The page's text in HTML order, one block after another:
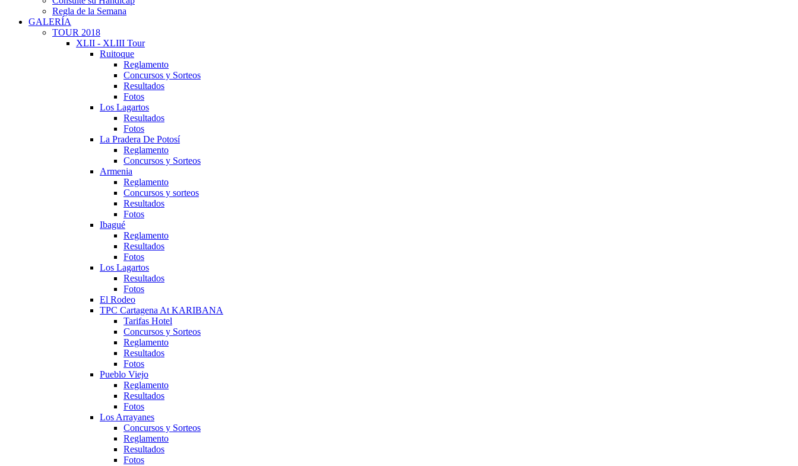
Regla de la Semana
GALERÍA
TOUR 2018
XLII - XLIII Tour
Ruitoque
Reglamento
Concursos y Sorteos
Resultados
Fotos
Los Lagartos
Resultados
Fotos
La Pradera De Potosí
Reglamento
Concursos y Sorteos
Armenia
Reglamento
Concursos y sorteos
Resultados
Fotos
Ibagué
Reglamento
Resultados
Fotos
Los Lagartos
Resultados
Fotos
El Rodeo
TPC Cartagena At KARIBANA
Tarifas Hotel
Concursos y Sorteos
Reglamento
Resultados
Fotos
Pueblo Viejo
Reglamento
Resultados
Fotos
Los Arrayanes
Concursos y Sorteos
Reglamento
Resultados
Fotos